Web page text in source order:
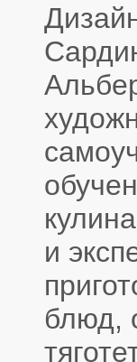
и
блюд,